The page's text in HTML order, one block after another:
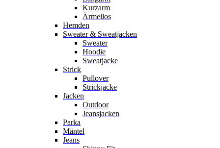
Kurzarm
Ärmellos
Hemden
Sweater & Sweatjacken
Sweater
Hoodie
Sweatjacke
Strick
Pullover
Strickjacke
Jacken
Outdoor
Jeansjacken
Parka
Mäntel
Jeans